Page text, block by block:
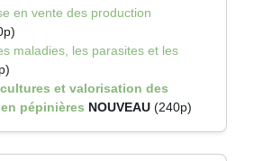
en vente des production
maladies, les parasites et les
et valorisation des
pépinières NOUVEAU (240p)